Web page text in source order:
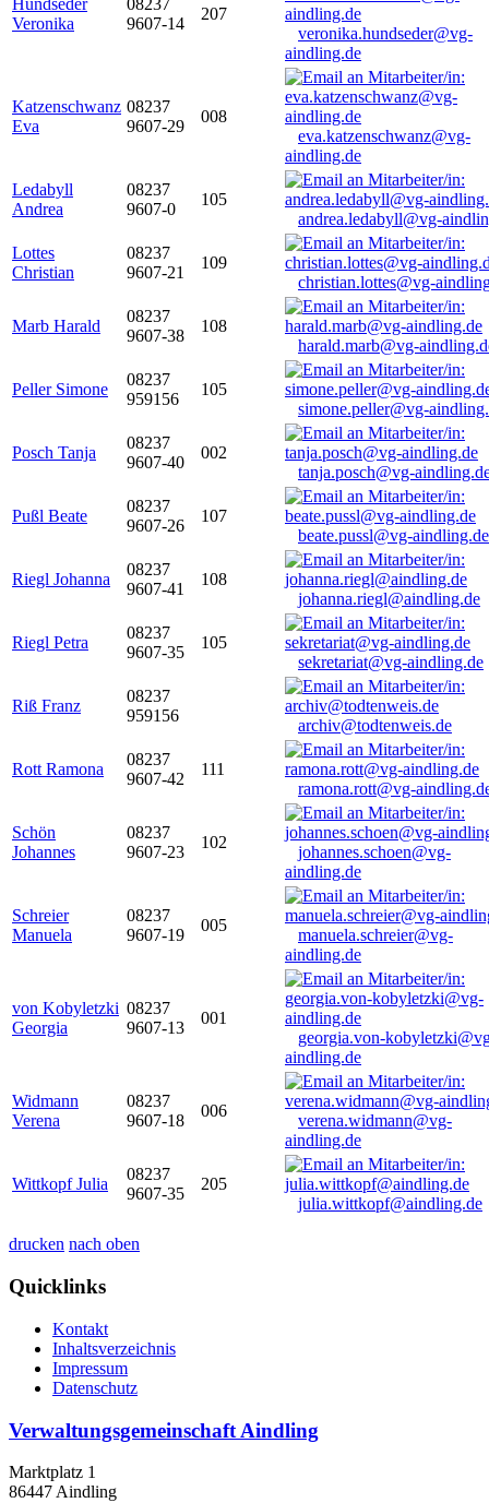
Hundseder
Veronika
08237
9607-14
207
veronika.hundseder@vg-
aindling.de
Katzenschwanz
Eva
08237
9607-29
008
eva.katzenschwanz@vg-
aindling.de
Ledabyll
Andrea
08237
9607-0
105
andrea.ledabyll@vg-
Lottes
Christian
08237
9607-21
109
christian.lottes@vg-
Marb Harald
08237
9607-38
108
harald.marb@vg-
Peller Simone
08237
959156
105
simone.peller@vg-
Posch Tanja
08237
9607-40
002
tanja.posch@vg-
Pußl Beate
08237
9607-26
107
beate.pussl@vg-aindling.de
Riegl Johanna
08237
9607-41
108
johanna.riegl@aindling.de
Riegl Petra
08237
9607-35
105
sekretariat@vg-aindling.de
Riß Franz
08237
959156
archiv@todtenweis.de
Rott Ramona
08237
9607-42
111
ramona.rott@vg-
Schön
Johannes
08237
9607-23
102
johannes.schoen@vg-
aindling.de
Schreier
Manuela
08237
9607-19
005
manuela.schreier@vg-
aindling.de
von Kobyletzki
Georgia
08237
9607-13
001
georgia.von-
aindling.de
Widmann
Verena
08237
9607-18
006
verena.widmann@vg-
aindling.de
Wittkopf Julia
08237
9607-35
205
julia.wittkopf@aindling.de
drucken nach oben
Quicklinks
Kontakt
Inhaltsverzeichnis
Impressum
Datenschutz
Verwaltungsgemeinschaft Aindling
Marktplatz 1
86447 Aindling